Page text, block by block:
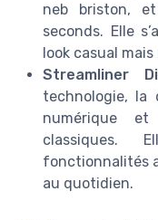
neb briston,
seconds. Elle
look casual mais
Streamliner
technologie, la
numérique
classiques.
fonctionnalités
au quotidien.